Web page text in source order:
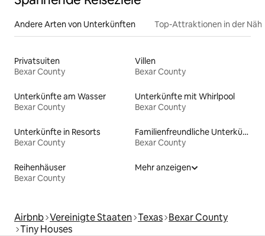
Andere Arten von Unterkünften Top-Attraktionen in der
Privatsuiten
Bexar County
Villen
Bexar County
Unterkünfte am Wasser
Bexar County
Unterkünfte mit Whirlpool
Bexar County
Unterkünfte in Resorts
Bexar County
Familienfreundliche Unterkünfte
Bexar County
Reihenhäuser
Bexar County
Mehr anzeigen
Airbnb Vereinigte Staaten Texas Bexar County
Tiny Houses